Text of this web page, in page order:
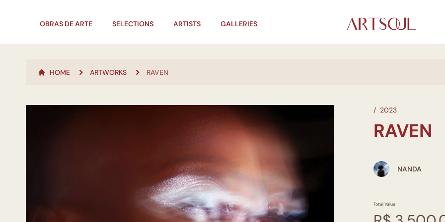
OBRAS DE ARTE SELECTIONS ARTISTS GALLERIES
HOME ARTWORKS RAVEN
/ 2023
RAVEN
NANDA
Total Value